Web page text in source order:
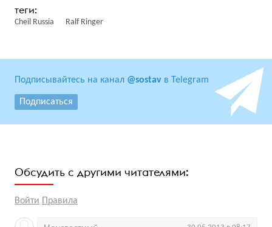
Cheil Russia Ralf Ringer
Подписывайтесь на канал @sostav в Telegram
Подписаться
Обсудить с другими читателями:
Войти Правила